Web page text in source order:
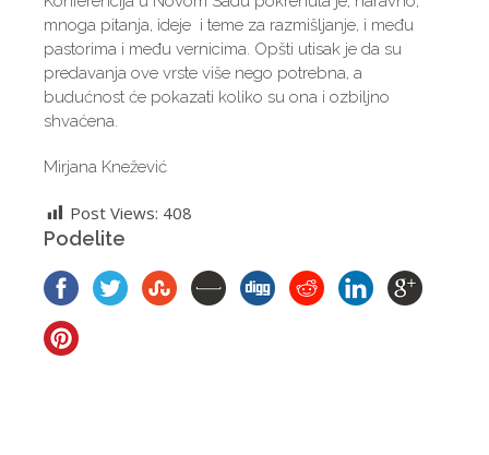
mnoga pitanja, ideje i teme za razmišljanje, i među
pastorima i među vernicima. Opšti utisak je da su
predavanja ove vrste više nego potrebna, a
budućnost će pokazati koliko su ona i ozbiljno
shvaćena.
Mirjana Knežević
Post Views: 408
Podelite